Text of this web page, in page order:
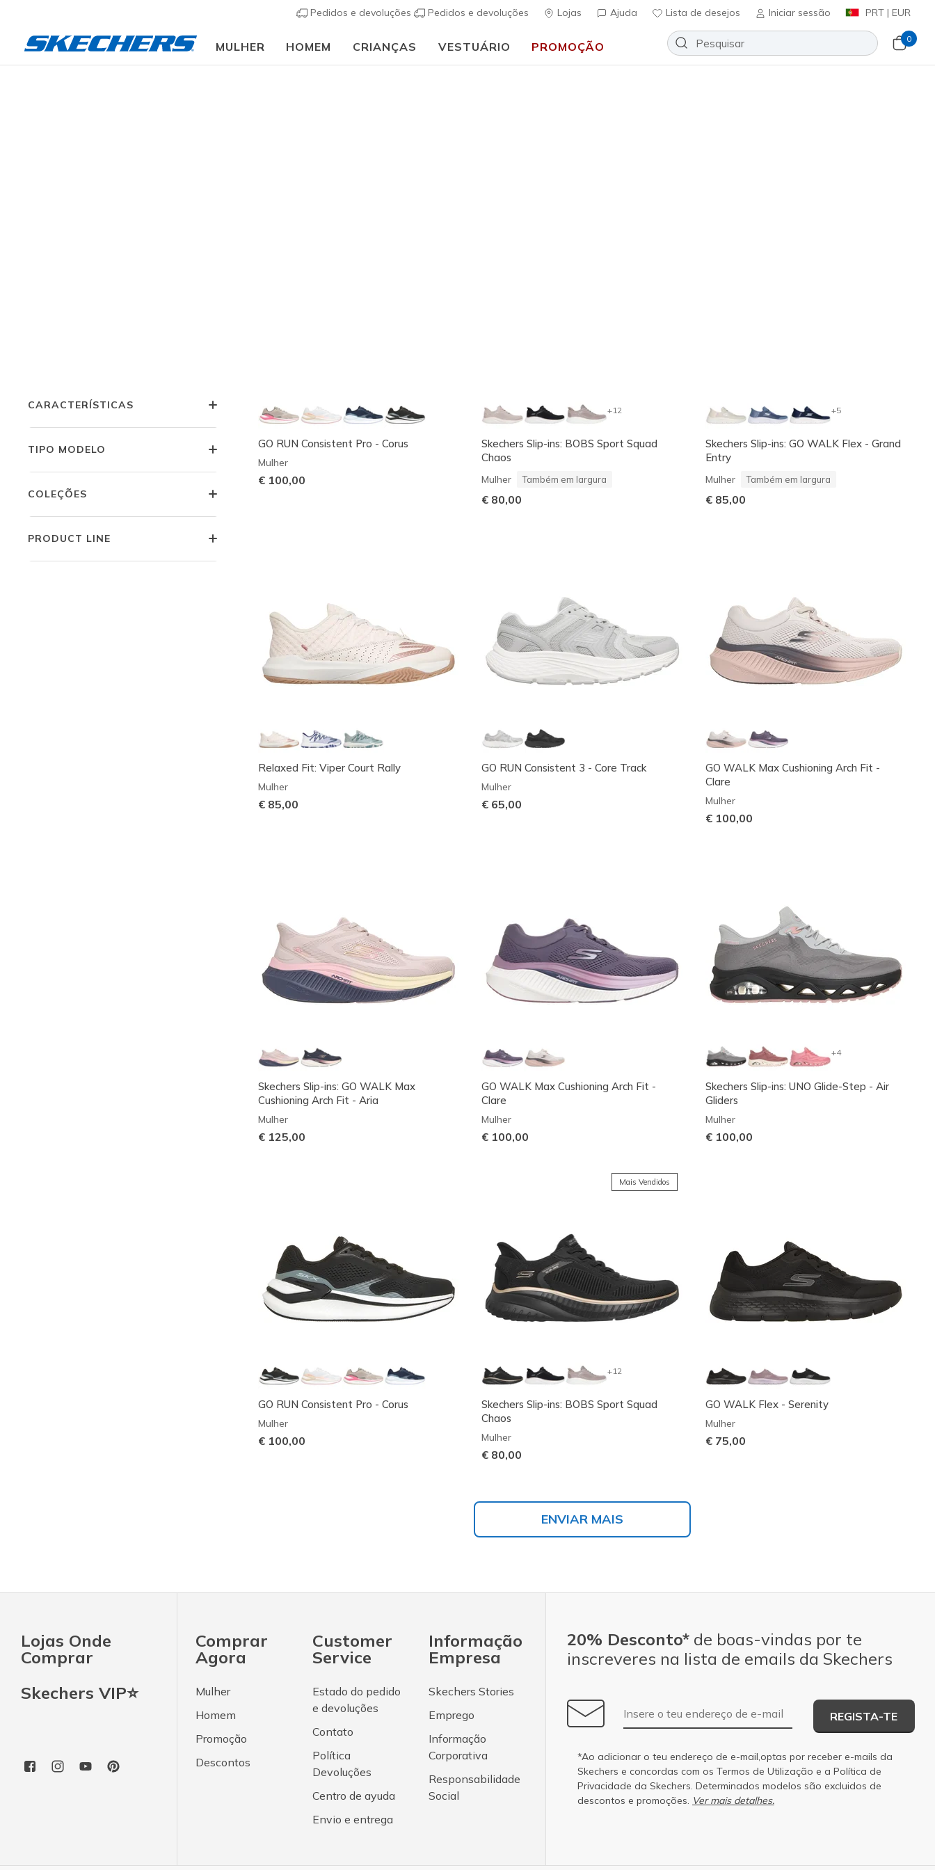
Pedidos e devoluções Pedidos e devoluções Lojas Ajuda Lista de desejos Iniciar sessão PRT | EUR
MULHER HOMEM CRIANÇAS VESTUÁRIO PROMOÇÃO
0
CARACTERÍSTICAS
TIPO MODELO
COLEÇÕES
PRODUCT LINE
GO RUN Consistent Pro - Corus
Mulher
€ 100,00
+12
Skechers Slip-ins: BOBS Sport Squad
Chaos
Mulher Também em largura
€ 80,00
+5
Skechers Slip-ins: GO WALK Flex - Grand
Entry
Mulher Também em largura
€ 85,00
Relaxed Fit: Viper Court Rally
Mulher
€ 85,00
GO RUN Consistent 3 - Core Track
Mulher
€ 65,00
GO WALK Max Cushioning Arch Fit -
Clare
Mulher
€ 100,00
Skechers Slip-ins: GO WALK Max
Cushioning Arch Fit - Aria
Mulher
€ 125,00
GO WALK Max Cushioning Arch Fit -
Clare
Mulher
€ 100,00
+4
Skechers Slip-ins: UNO Glide-Step - Air
Gliders
Mulher
€ 100,00
GO RUN Consistent Pro - Corus
Mulher
€ 100,00
Mais Vendidos
+12
Skechers Slip-ins: BOBS Sport Squad
Chaos
Mulher
€ 80,00
GO WALK Flex - Serenity
Mulher
€ 75,00
ENVIAR MAIS
Lojas Onde
Comprar
Skechers VIP⭐
Comprar
Agora
Mulher
Homem
Promoção
Descontos
Customer
Service
Estado do pedido
e devoluções
Contato
Política
Devoluções
Centro de ayuda
Envio e entrega
Informação
Empresa
Skechers Stories
Emprego
Informação
Corporativa
Responsabilidade
Social
20% Desconto* de boas-vindas por te
inscreveres na lista de emails da Skechers
Endereço de e-mail
REGISTA-TE
*Ao adicionar o teu endereço de e-mail,optas por receber e-mails da
Skechers e concordas com os Termos de Utilização e a Política de
Privacidade da Skechers. Determinados modelos são excluidos de
descontos e promoções. Ver mais detalhes.